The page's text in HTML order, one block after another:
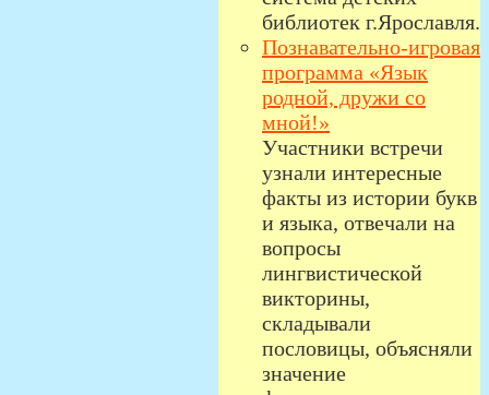
библиотек г.Ярославля.
Познавательно-игровая
программа «Язык
родной, дружи со
мной!»
Участники встречи
узнали интересные
факты из истории букв
и языка, отвечали на
вопросы
лингвистической
викторины,
складывали
пословицы, объясняли
значение